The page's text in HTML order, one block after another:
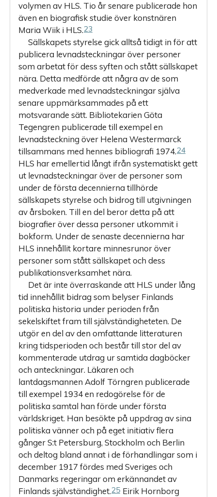
volymen av HLS. Tio år senare publicerade hon
även en biografisk studie över konstnären
Maria Wiik i HLS.23
Sällskapets styrelse gick alltså tidigt in för att
publicera levnadsteckningar över personer
som arbetat för dess syften och stått sällskapet
nära. Detta medförde att några av de som
medverkade med levnadsteckningar själva
senare uppmärksammades på ett
motsvarande sätt. Bibliotekarien Göta
Tegengren publicerade till exempel en
levnadsteckning över Helena Westermarck
tillsammans med hennes bibliografi 1974.24
HLS har emellertid långt ifrån systematiskt gett
ut levnadsteckningar över de personer som
under de första decennierna tillhörde
sällskapets styrelse och bidrog till utgivningen
av årsboken. Till en del beror detta på att
biografier över dessa personer utkommit i
bokform. Under de senaste decennierna har
HLS innehållit kortare minnesrunor över
personer som stått sällskapet och dess
publikationsverksamhet nära.
Det är inte överraskande att HLS under lång
tid innehållit bidrag som belyser Finlands
politiska historia under perioden från
sekelskiftet fram till självständigheteten. De
utgör en del av den omfattande litteraturen
kring tidsperioden och består till stor del av
kommenterade utdrag ur samtida dagböcker
och anteckningar. Läkaren och
lantdagsmannen Adolf Törngren publicerade
till exempel 1934 en redogörelse för de
politiska samtal han förde under första
världskriget. Han besökte på uppdrag av sina
politiska vänner och på eget initiativ flera
gånger S:t Petersburg, Stockholm och Berlin
och deltog bland annat i de förhandlingar som i
december 1917 fördes med Sveriges och
Danmarks regeringar om erkännandet av
Finlands självständighet.25 Eirik Hornborg